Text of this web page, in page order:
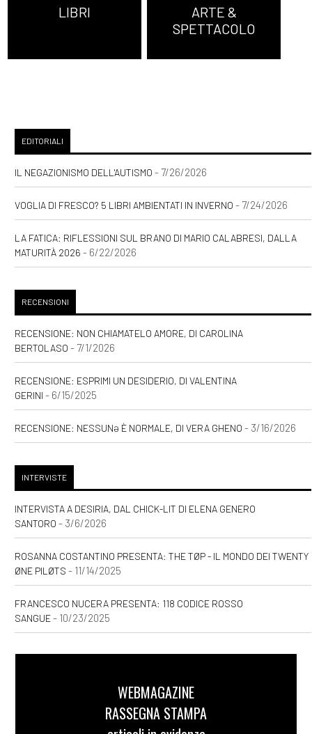
LIBRI
ARTE &
SPETTACOLO
EDITORIALI
IL NEGAZIONISMO DELL'AUTISMO - 7/26/2026
VOGLIA DI FRESCO? 5 LIBRI AMBIENTATI IN INVERNO - 7/24/2026
LA FATICA: RIFLESSIONI SUL BRANO DI MARIO CALABRESI, DALLA
MATURITÀ 2026 - 6/22/2026
RECENSIONI
RECENSIONE: NON CHIAMATELO AMORE, DI CAROLINA
BERTOLASO - 7/1/2026
RECENSIONE: ESPRIMI UN DESIDERIO, DI VALENTINA
GERINI - 6/15/2025
RECENSIONE: NESSUNƏ È NORMALE, DI VERA GHENO - 3/16/2026
INTERVISTE
INTERVISTA A DESIRIA, DAL CHICK-LIT DI ELENA GENERO
SANTORO - 3/6/2026
ROSANNA COSTANTINO PRESENTA: THE TØP - IL MONDO DEI TWENTY
ØNE PILØTS - 11/14/2025
FRANCESCO NUCERA PRESENTA: 118 CODICE ROSSO
SANGUE- 10/23/2025
WEBMAGAZINE
RASSEGNA STAMPA